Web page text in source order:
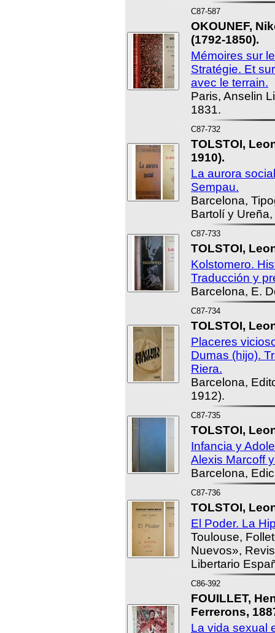
C87-587
OKOUNEF,
(1792-1850).
Mémoires sur
Stratégie. Et
avec le terrain.
Paris, Anselin
1831.
C87-732
TOLSTOI,
1910).
La aurora
Sempau.
Barcelona,
Bartolí y
C87-733
TOLSTOI,
Kolstomero.
Traducción y
Barcelona, E.
C87-734
TOLSTOI,
Placeres
Dumas (hijo).
Riera.
Barcelona,
1912).
C87-735
TOLSTOI,
Infancia y
Alexis Marcoff
Barcelona,
C87-736
TOLSTOI,
El Poder. La
Toulouse,
Nuevos»,
Libertario
C86-392
FOUILLET,
Ferrerons,
La vida sexual